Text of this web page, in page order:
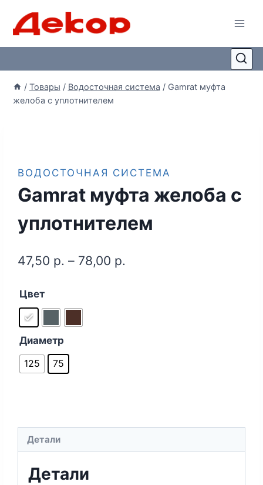
/ Товары / Водосточная система / Gamrat муфта
желоба с уплотнителем
ВОДОСТОЧНАЯ СИСТЕМА
Gamrat муфта желоба с
уплотнителем
47,50 р. – 78,00 р.
Цвет
Диаметр
125
75
Детали
Детали